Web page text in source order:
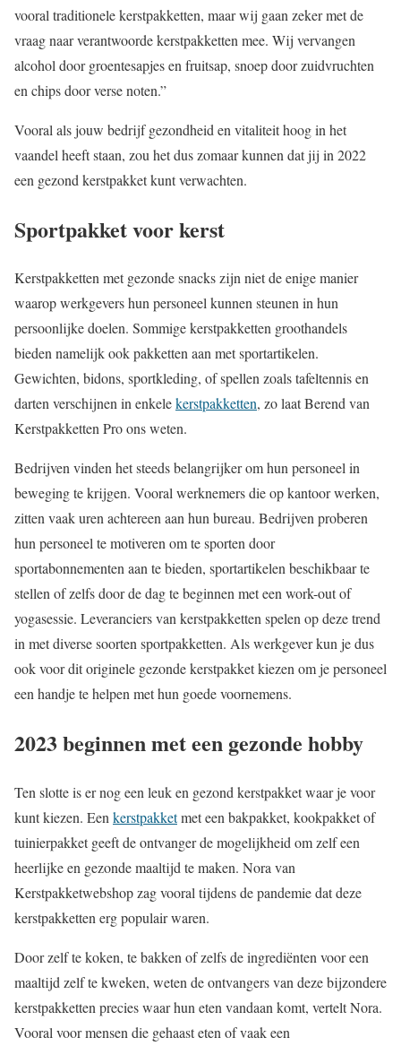
vooral traditionele kerstpakketten, maar wij gaan zeker met de
vraag naar verantwoorde kerstpakketten mee. Wij vervangen
alcohol door groentesapjes en fruitsap, snoep door zuidvruchten
en chips door verse noten.”
Vooral als jouw bedrijf gezondheid en vitaliteit hoog in het
vaandel heeft staan, zou het dus zomaar kunnen dat jij in 2022
een gezond kerstpakket kunt verwachten.
Sportpakket voor kerst
Kerstpakketten met gezonde snacks zijn niet de enige manier
waarop werkgevers hun personeel kunnen steunen in hun
persoonlijke doelen. Sommige kerstpakketten groothandels
bieden namelijk ook pakketten aan met sportartikelen.
Gewichten, bidons, sportkleding, of spellen zoals tafeltennis en
darten verschijnen in enkelekerstpakketten, zo laat Berend van
Kerstpakketten Pro ons weten.
Bedrijven vinden het steeds belangrijker om hun personeel in
beweging te krijgen. Vooral werknemers die op kantoor werken,
zitten vaak uren achtereen aan hun bureau. Bedrijven proberen
hun personeel te motiveren om te sporten door
sportabonnementen aan te bieden, sportartikelen beschikbaar te
stellen of zelfs door de dag te beginnen met een work-out of
yogasessie. Leveranciers van kerstpakketten spelen op deze trend
in met diverse soorten sportpakketten. Als werkgever kun je dus
ook voor dit originele gezonde kerstpakket kiezen om je personeel
een handje te helpen met hun goede voornemens.
2023 beginnen met een gezonde hobby
Ten slotte is er nog een leuk en gezond kerstpakket waar je voor
kunt kiezen. Eenkerstpakketmet een bakpakket, kookpakket of
tuinierpakket geeft de ontvanger de mogelijkheid om zelf een
heerlijke en gezonde maaltijd te maken. Nora van
Kerstpakketwebshop zag vooral tijdens de pandemie dat deze
kerstpakketten erg populair waren.
Door zelf te koken, te bakken of zelfs de ingrediënten voor een
maaltijd zelf te kweken, weten de ontvangers van deze bijzondere
kerstpakketten precies waar hun eten vandaan komt, vertelt Nora.
Vooral voor mensen die gehaast eten of vaak een